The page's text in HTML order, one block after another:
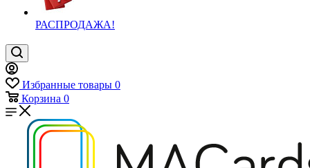
РАСПРОДАЖА!
Избранные товары 0
Корзина 0